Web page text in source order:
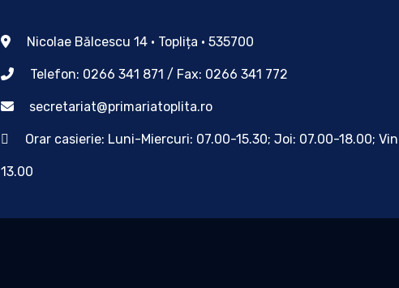
Nicolae Bălcescu 14 • Toplița • 535700
Telefon: 0266 341 871 / Fax: 0266 341 772
secretariat@primariatoplita.ro
Orar casierie: Luni-Miercuri: 07.00-15.30; Joi: 07.00-18.00;
13.00